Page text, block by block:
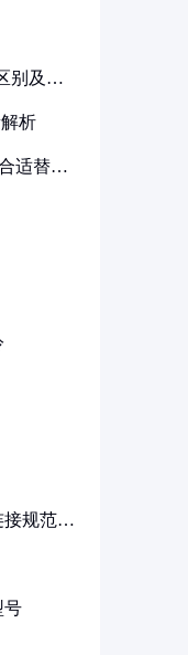
别及其
析
适替代
规范详
号